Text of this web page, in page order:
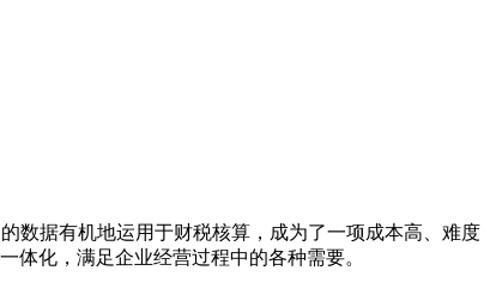
数据有机地运用于财税核算，成为了一项成本高、难度
体化，满足企业经营过程中的各种需要。